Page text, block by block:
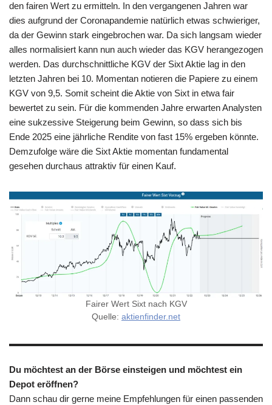
den fairen Wert zu ermitteln. In den vergangenen Jahren war
dies aufgrund der Coronapandemie natürlich etwas schwieriger,
da der Gewinn stark eingebrochen war. Da sich langsam wieder
alles normalisiert kann nun auch wieder das KGV herangezogen
werden. Das durchschnittliche KGV der Sixt Aktie lag in den
letzten Jahren bei 10. Momentan notieren die Papiere zu einem
KGV von 9,5. Somit scheint die Aktie von Sixt in etwa fair
bewertet zu sein. Für die kommenden Jahre erwarten Analysten
eine sukzessive Steigerung beim Gewinn, so dass sich bis
Ende 2025 eine jährliche Rendite von fast 15% ergeben könnte.
Demzufolge wäre die Sixt Aktie momentan fundamental
gesehen durchaus attraktiv für einen Kauf.
Fairer Wert Sixt nach KGV
Quelle: aktienfinder.net
Du möchtest an der Börse einsteigen und möchtest ein
Depot eröffnen?
Dann schau dir gerne meine Empfehlungen für einen passenden